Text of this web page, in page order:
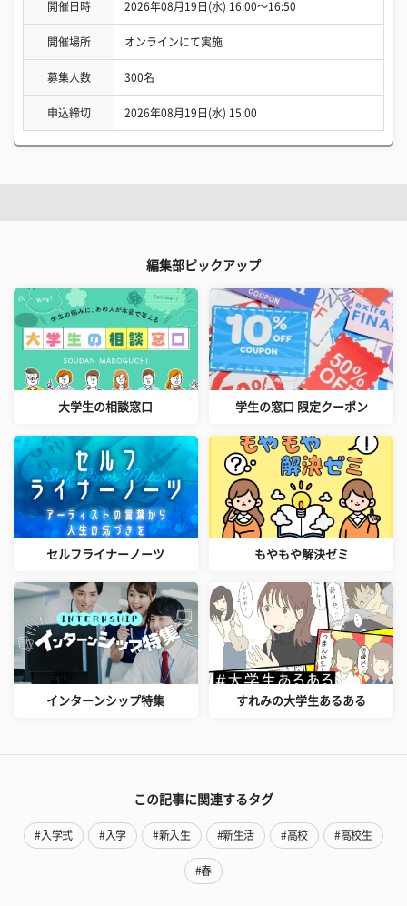
開催日時 2026年08月19日(水) 16:00〜16:50
開催場所 オンラインにて実施
募集人数 300名
申込締切 2026年08月19日(水) 15:00
編集部ピックアップ
大学生の相談窓口 学生の窓口 限定クーポン
セルフライナーノーツ もやもや解決ゼミ
インターンシップ特集 すれみの大学生あるある
この記事に関連するタグ
#入学式 #入学 #新入生 #新生活 #高校 #高校生
#春